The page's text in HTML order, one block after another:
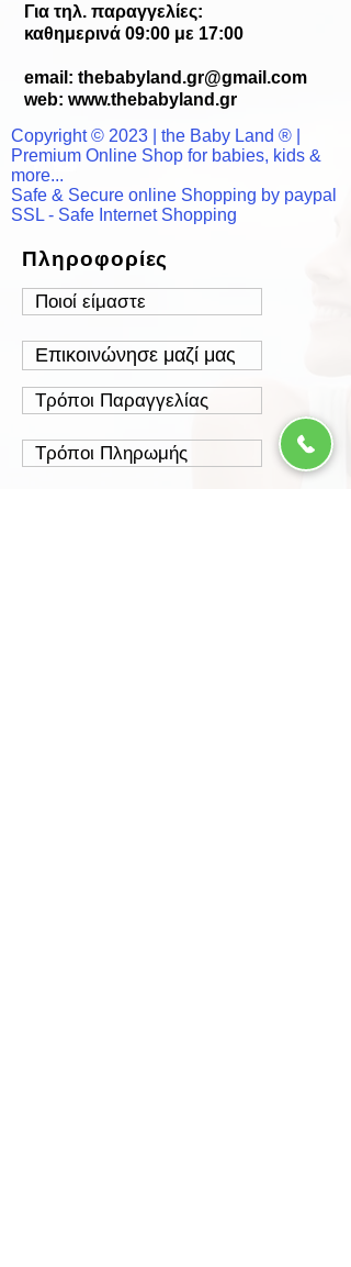
Για τηλ. παραγγελίες:
καθημερινά 09:00 με 17:00
email: thebabyland.gr@gmail.com
web: www.thebabyland.gr
Copyright © 2023 | the Baby Land ® |
Premium Online Shop for babies, kids &
more...
Safe & Secure online Shopping by paypal
SSL - Safe Internet Shopping
Πληροφορίες
Ποιοί είμαστε
Επικοινώνησε μαζί μας
Τρόποι Παραγγελίας
Τρόποι Πληρωμής